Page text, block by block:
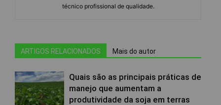
técnico profissional de qualidade.
ARTIGOS RELACIONADOS Mais do autor
Quais são as principais práticas de
manejo que aumentam a
produtividade da soja em terras